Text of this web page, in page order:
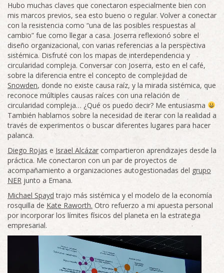
Hubo muchas claves que conectaron especialmente bien con
mis marcos previos, sea esto bueno o regular. Volver a conectar
con la resistencia como “una de las posibles respuestas al
cambio” fue como llegar a casa. Joserra reflexionó sobre el
diseño organizacional, con varias referencias a la perspectiva
sistémica. Disfruté con los mapas de interdependencia y
circularidad compleja. Conversar con Joserra, esto en el café,
sobre la diferencia entre el concepto de complejidad de
Snowden, donde no existe causa raíz, y la mirada sistémica, que
reconoce múltiples causas raíces con una relación de
circularidad compleja… ¿Qué os puedo decir? Me entusiasma
También hablamos sobre la necesidad de iterar con la realidad a
través de experimentos o buscar diferentes lugares para hacer
palanca.
Diego Rojas e Israel Alcázarcompartieron aprendizajes desde la
práctica. Me conectaron con un par de proyectos de
acompañamiento a organizaciones autogestionadas del grupo
NER junto a Emana.
Michael Spayd trajo más sistémica y el modelo de la economía
rosquilla de Kate Raworth. Otro refuerzo a mi apuesta personal
por incorporar los límites físicos del planeta en la estrategia
empresarial.